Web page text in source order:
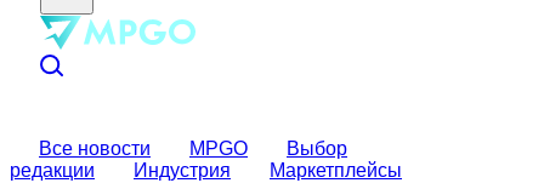
Все новости MPGO
Выбор
редакции
Индустрия Маркетплейсы